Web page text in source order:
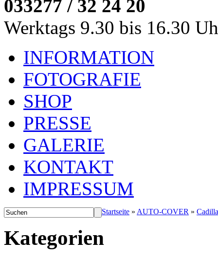
033277 / 32 24 20
Werktags 9.30 bis 16.30
INFORMATION
FOTOGRAFIE
SHOP
PRESSE
GALERIE
KONTAKT
IMPRESSUM
Startseite » AUTO-COVER »
Kategorien